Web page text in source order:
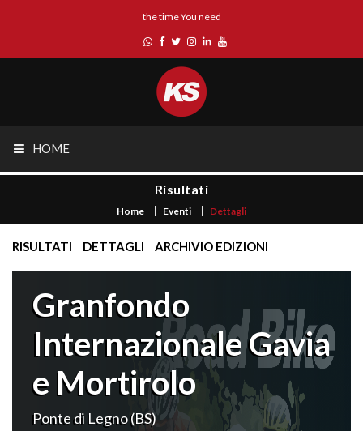
the time You need
HOME
Risultati
Home Eventi Dettagli
RISULTATI DETTAGLI ARCHIVIO EDIZIONI
Granfondo
Internazionale Gavia
e Mortirolo
Ponte di Legno (BS)